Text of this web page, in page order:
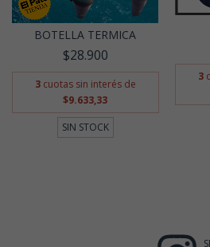
BOTELLA TERMICA
$28.900
3 cuotas sin interés de
$9.633,33
SIN STOCK
3